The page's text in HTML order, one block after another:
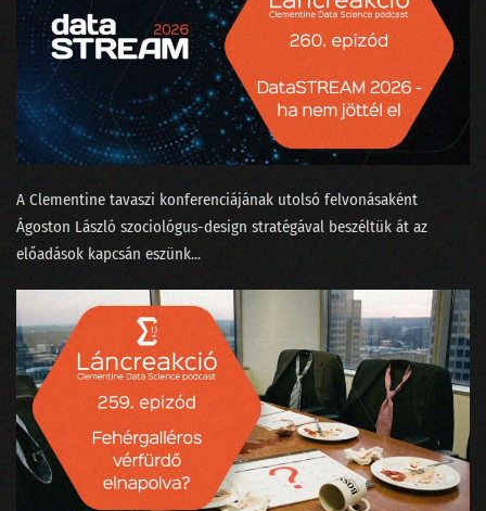
169 - Az önprogramozó coder-segéd és a technobióták
168 - Agyunkra megy a Neuralink
167 - Rossz-e a világ legjobb AI jogszabálya?
166 - Egri Botond, a logónyomozó
165 - Beszántja-e az MI az adattudományt?
164 - Apple AI vagy mindmeghalunk?
163 - A fogalmatlan maharadzsa és a Manhattan terv
162 - Megtalálta-e Gyula az adatbázisok lelkét?
161 - Google, OpenAI vagy a matektanár Taylor Swift
160 - Vesszünk össze a ChatGPT-n!
A Clementine tavaszi konferenciájának utolsó felvonásaként
⁠Ágoston László⁠ szociológus-design stratégával beszéltük át az
előadások kapcsán eszünk...